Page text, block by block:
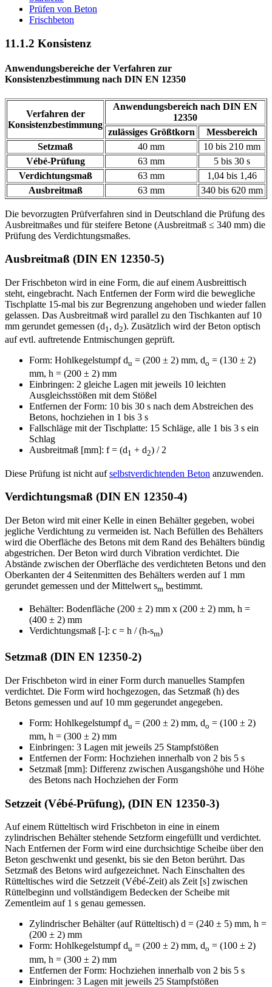
Prüfen von Beton
Frischbeton
11.1.2 Konsistenz
Anwendungsbereiche der Verfahren zur
Konsistenzbestimmung nach DIN EN 12350
Verfahren der
Konsistenzbestimmung
Anwendungsbereich nach DIN EN
12350
zulässiges Größtkorn
Messbereich
Setzmaß
40 mm
10 bis 210 mm
Vébé-Prüfung
63 mm
5 bis 30 s
Verdichtungsmaß
63 mm
1,04 bis 1,46
Ausbreitmaß
63 mm 340 bis 620 mm
Die bevorzugten Prüfverfahren sind in Deutschland die Prüfung des
Ausbreitmaßes und für steifere Betone (Ausbreitmaß ≤ 340 mm) die
Prüfung des Verdichtungsmaßes.
Ausbreitmaß (DIN EN 12350-5)
Der Frischbeton wird in eine Form, die auf einem Ausbreittisch
steht, eingebracht. Nach Entfernen der Form wird die bewegliche
Tischplatte 15-mal bis zur Begrenzung angehoben und wieder fallen
gelassen. Das Ausbreitmaß wird parallel zu den Tischkanten auf 10
mm gerundet gemessen (d1, d2). Zusätzlich wird der Beton optisch
auf evtl. auftretende Entmischungen geprüft.
Form: Hohlkegelstumpf du = (200 ± 2) mm, do = (130 ± 2)
mm, h = (200 ± 2) mm
Einbringen: 2 gleiche Lagen mit jeweils 10 leichten
Ausgleichsstößen mit dem Stößel
Entfernen der Form: 10 bis 30 s nach dem Abstreichen des
Betons, hochziehen in 1 bis 3 s
Fallschläge mit der Tischplatte: 15 Schläge, alle 1 bis 3 s ein
Schlag
Ausbreitmaß [mm]: f = (d1 + d2) / 2
Diese Prüfung ist nicht aufselbstverdichtenden Beton anzuwenden.
Verdichtungsmaß (DIN EN 12350-4)
Der Beton wird mit einer Kelle in einen Behälter gegeben, wobei
jegliche Verdichtung zu vermeiden ist. Nach Befüllen des Behälters
wird die Oberfläche des Betons mit dem Rand des Behälters bündig
abgestrichen. Der Beton wird durch Vibration verdichtet. Die
Abstände zwischen der Oberfläche des verdichteten Betons und den
Oberkanten der 4 Seitenmitten des Behälters werden auf 1 mm
gerundet gemessen und der Mittelwert sm bestimmt.
Behälter: Bodenfläche (200 ± 2) mm x (200 ± 2) mm, h =
(400 ± 2) mm
Verdichtungsmaß [-]: c = h / (h-sm)
Setzmaß (DIN EN 12350-2)
Der Frischbeton wird in einer Form durch manuelles Stampfen
verdichtet. Die Form wird hochgezogen, das Setzmaß (h) des
Betons gemessen und auf 10 mm gegerundet angegeben.
Form: Hohlkegelstumpf du = (200 ± 2) mm, do = (100 ± 2)
mm, h = (300 ± 2) mm
Einbringen: 3 Lagen mit jeweils 25 Stampfstößen
Entfernen der Form: Hochziehen innerhalb von 2 bis 5 s
Setzmaß [mm]: Differenz zwischen Ausgangshöhe und Höhe
des Betons nach Hochziehen der Form
Setzzeit (Vébé-Prüfung), (DIN EN 12350-3)
Auf einem Rütteltisch wird Frischbeton in eine in einem
zylindrischen Behälter stehende Setzform eingefüllt und verdichtet.
Nach Entfernen der Form wird eine durchsichtige Scheibe über den
Beton geschwenkt und gesenkt, bis sie den Beton berührt. Das
Setzmaß des Betons wird aufgezeichnet. Nach Einschalten des
Rütteltisches wird die Setzzeit (Vébé-Zeit) als Zeit [s] zwischen
Rüttelbeginn und vollständigem Bedecken der Scheibe mit
Zementleim auf 1 s genau gemessen.
Zylindrischer Behälter (auf Rütteltisch) d = (240 ± 5) mm, h =
(200 ± 2) mm
Form: Hohlkegelstumpf du = (200 ± 2) mm, do = (100 ± 2)
mm, h = (300 ± 2) mm
Entfernen der Form: Hochziehen innerhalb von 2 bis 5 s
Einbringen: 3 Lagen mit jeweils 25 Stampfstößen